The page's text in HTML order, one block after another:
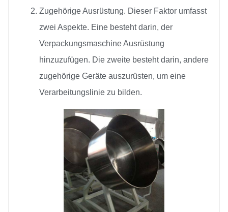
Zugehörige Ausrüstung. Dieser Faktor umfasst
zwei Aspekte. Eine besteht darin, der
Verpackungsmaschine Ausrüstung
hinzuzufügen. Die zweite besteht darin, andere
zugehörige Geräte auszurüsten, um eine
Verarbeitungslinie zu bilden.